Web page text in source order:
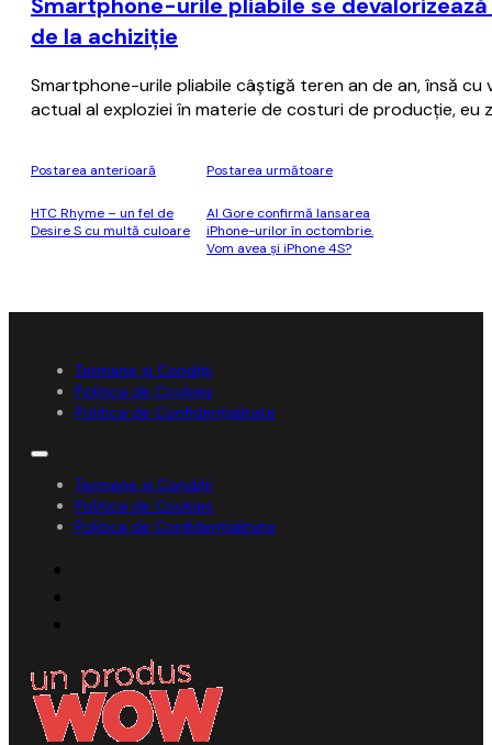
de la achiziţie
Smartphone-urile pliabile câştigă teren an de an, însă
actual al exploziei în materie de costuri de producţie,
Postarea anterioară
HTC Rhyme – un fel de
Desire S cu multă culoare
Postarea următoare
Al Gore confirmă lansarea
iPhone-urilor în octombrie.
Vom avea și iPhone 4S?
Termene și Condiții
Politica de Cookies
Politica de Confidențialitate
Termene și Condiții
Politica de Cookies
Politica de Confidențialitate